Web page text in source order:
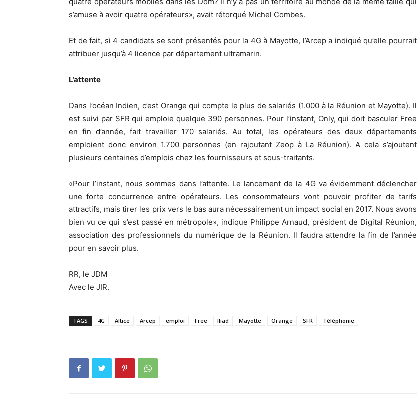
s’amuse à avoir quatre opérateurs», avait rétorqué Michel Combes.
Et de fait, si 4 candidats se sont présentés pour la 4G à Mayotte, l’Arcep a indiqué qu’elle pourrait
attribuer jusqu’à 4 licence par département ultramarin.
L’attente
Dans l’océan Indien, c’est Orange qui compte le plus de salariés (1.000 à la Réunion et Mayotte). Il
est suivi par SFR qui emploie quelque 390 personnes. Pour l’instant, Only, qui doit basculer Free
en fin d’année, fait travailler 170 salariés. Au total, les opérateurs des deux départements
emploient donc environ 1.700 personnes (en rajoutant Zeop à La Réunion). A cela s’ajoutent
plusieurs centaines d’emplois chez les fournisseurs et sous-traitants.
«Pour l’instant, nous sommes dans l’attente. Le lancement de la 4G va évidemment déclencher
une forte concurrence entre opérateurs. Les consommateurs vont pouvoir profiter de tarifs
attractifs, mais tirer les prix vers le bas aura nécessairement un impact social en 2017. Nous avons
bien vu ce qui s’est passé en métropole», indique Philippe Arnaud, président de Digital Réunion,
association des professionnels du numérique de la Réunion. Il faudra attendre la fin de l’année
pour en savoir plus.
RR, le JDM
Avec le JIR.
TAGS 4G Altice Arcep emploi Free Iliad Mayotte Orange SFR Téléphonie